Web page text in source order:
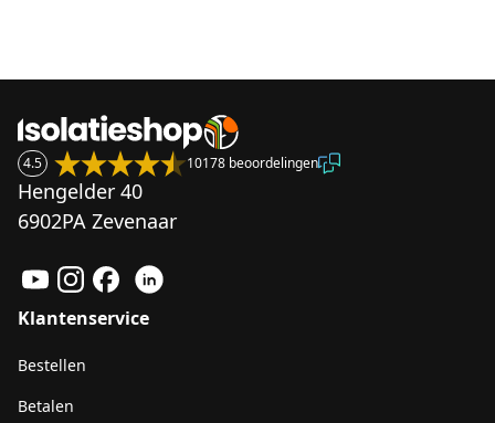
4.5 10178 beoordelingen
Hengelder 40
6902PA Zevenaar
Klantenservice
Bestellen
Betalen